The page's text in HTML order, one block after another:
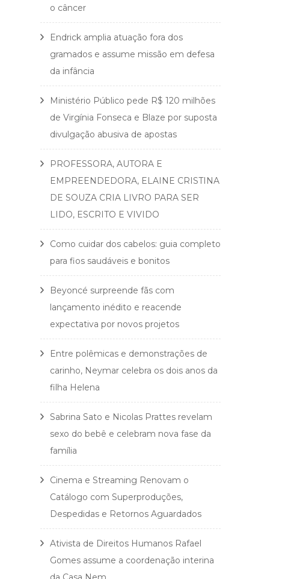
o câncer
Endrick amplia atuação fora dos
gramados e assume missão em defesa
da infância
Ministério Público pede R$ 120 milhões
de Virgínia Fonseca e Blaze por suposta
divulgação abusiva de apostas
PROFESSORA, AUTORA E
EMPREENDEDORA, ELAINE CRISTINA
DE SOUZA CRIA LIVRO PARA SER
LIDO, ESCRITO E VIVIDO
Como cuidar dos cabelos: guia completo
para fios saudáveis e bonitos
Beyoncé surpreende fãs com
lançamento inédito e reacende
expectativa por novos projetos
Entre polêmicas e demonstrações de
carinho, Neymar celebra os dois anos da
filha Helena
Sabrina Sato e Nicolas Prattes revelam
sexo do bebê e celebram nova fase da
família
Cinema e Streaming Renovam o
Catálogo com Superproduções,
Despedidas e Retornos Aguardados
Ativista de Direitos Humanos Rafael
Gomes assume a coordenação interina